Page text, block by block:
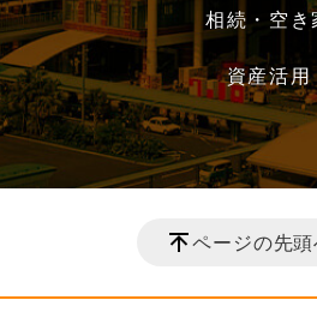
相続・空き
資産活用
ページの先頭